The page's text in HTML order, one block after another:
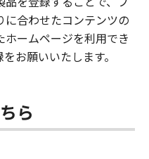
に合わせたコンテンツの
ームページを利用でき
お願いいたします。
ら